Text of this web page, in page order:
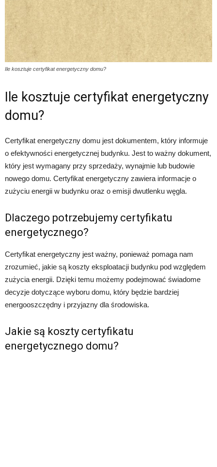
Ile kosztuje certyfikat energetyczny domu?
Ile kosztuje certyfikat energetyczny
domu?
Certyfikat energetyczny domu jest dokumentem, który informuje
o efektywności energetycznej budynku. Jest to ważny dokument,
który jest wymagany przy sprzedaży, wynajmie lub budowie
nowego domu. Certyfikat energetyczny zawiera informacje o
zużyciu energii w budynku oraz o emisji dwutlenku węgla.
Dlaczego potrzebujemy certyfikatu
energetycznego?
Certyfikat energetyczny jest ważny, ponieważ pomaga nam
zrozumieć, jakie są koszty eksploatacji budynku pod względem
zużycia energii. Dzięki temu możemy podejmować świadome
decyzje dotyczące wyboru domu, który będzie bardziej
energooszczędny i przyjazny dla środowiska.
Jakie są koszty certyfikatu
energetycznego domu?